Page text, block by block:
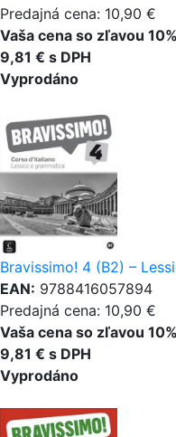
Predajná cena: 10,90 €
Vaša cena so zľavou
9,81 € s DPH
Vyprodáno
Bravissimo! 4 (B2) –
EAN: 9788416057894
Predajná cena: 10,90 €
Vaša cena so zľavou
9,81 € s DPH
Vyprodáno